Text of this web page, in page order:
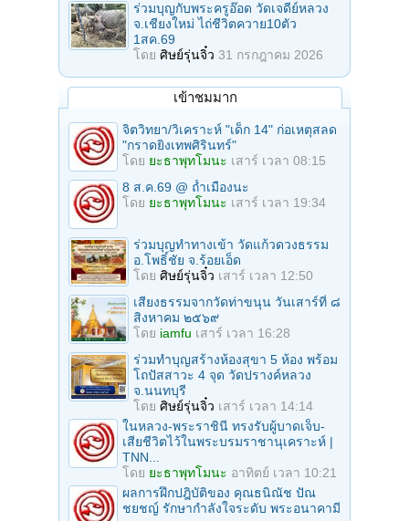
ร่วมบุญกับพระครูอ๊อด วัดเจดีย์หลวง
จ.เชียงใหม่ ไถ่ชีวิตควาย10ตัว
1สค.69
โดย ศิษย์รุ่นจิ๋ว 31 กรกฎาคม 2026
เข้าชมมาก
จิตวิทยา/วิเคราะห์ "เด็ก 14" ก่อเหตุสลด
"กราดยิงเทพศิรินทร์"
โดย ยะธาพุทโมนะ เสาร์ เวลา 08:15
8 ส.ค.69 @ ถ้ำเมืองนะ
โดย ยะธาพุทโมนะ เสาร์ เวลา 19:34
ร่วมบุญทําทางเข้า วัดแก้วดวงธรรม
อ.โพธิ์ชัย จ.ร้อยเอ็ด
โดย ศิษย์รุ่นจิ๋ว เสาร์ เวลา 12:50
เสียงธรรมจากวัดท่าขนุน วันเสาร์ที่ ๘
สิงหาคม ๒๕๖๙
โดย iamfu เสาร์ เวลา 16:28
ร่วมทําบุญสร้างห้องสุขา 5 ห้อง พร้อม
โถปัสสาวะ 4 จุด วัดปรางค์หลวง
จ.นนทบุรี
โดย ศิษย์รุ่นจิ๋ว เสาร์ เวลา 14:14
ในหลวง-พระราชินี ทรงรับผู้บาดเจ็บ-
เสียชีวิตไว้ในพระบรมราชานุเคราะห์ |
TNN...
โดย ยะธาพุทโมนะ อาทิตย์ เวลา 10:21
ผลการฝึกปฎิบัติของ คุณธนิณัช ปัณ
ชยชญ์ รักษากำลังใจระดับ พระอนาคามี